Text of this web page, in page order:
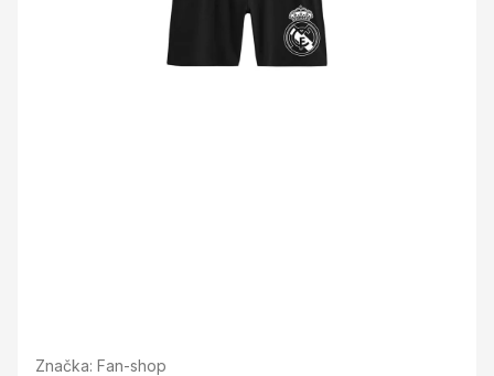
Značka: Fan-shop